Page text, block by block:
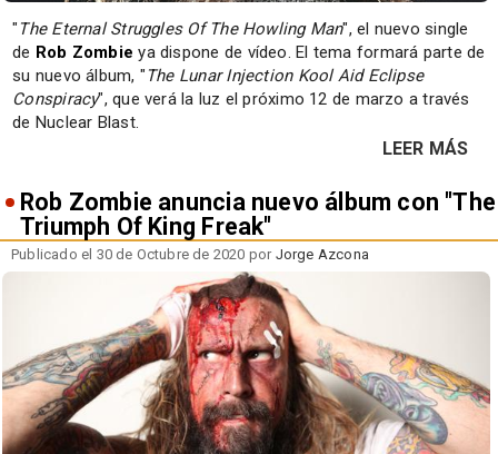
" The Eternal Struggles Of The Howling Man", el nuevo single
de Rob Zombie ya dispone de vídeo. El tema formará parte de
su nuevo álbum, " The Lunar Injection Kool Aid Eclipse
Conspiracy", que verá la luz el próximo 12 de marzo a través
de Nuclear Blast.
LEER MÁS
Rob Zombie anuncia nuevo álbum con "The
Triumph Of King Freak"
Publicado el 30 de Octubre de 2020 por Jorge Azcona